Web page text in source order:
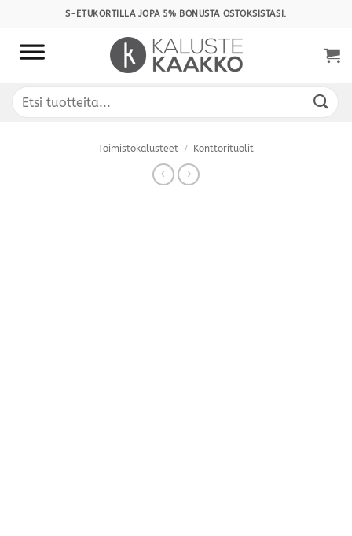
content
S-ETUKORTILLA JOPA 5% BONUSTA OSTOKSISTASI.
Etsi:
Toimistokalusteet / Konttorituolit